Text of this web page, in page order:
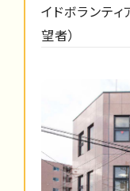
イドボランテ
望者）